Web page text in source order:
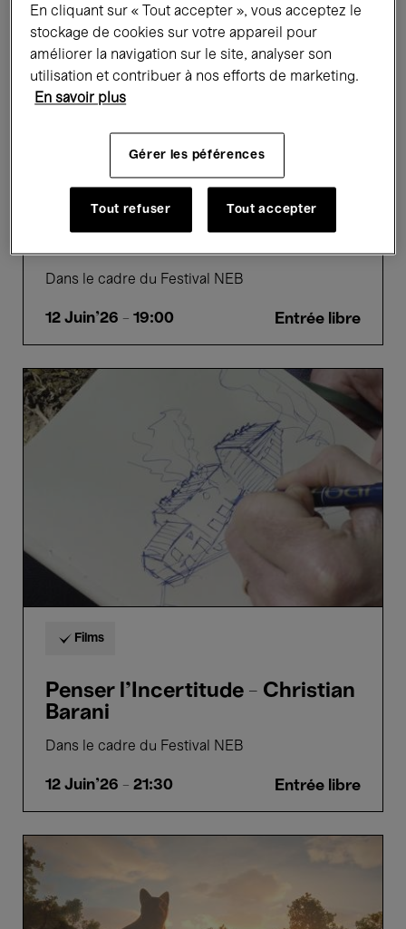
Ash
Smolar
Dans le cadre du Festival NEB
12 Juin'26 - 19:00 Entrée libre
Penser
l'Incertitude
-
Christian
Barani
Films
Penser l'Incertitude - Christian
Barani
Dans le cadre du Festival NEB
12 Juin'26 - 21:30 Entrée libre
Flow
-
Gints
Zilbalodis
En cliquant sur « Tout accepter », vous acceptez le
stockage de cookies sur votre appareil pour
améliorer la navigation sur le site, analyser son
utilisation et contribuer à nos efforts de marketing.
En savoir plus
Gérer les péférences
Tout refuser Tout accepter